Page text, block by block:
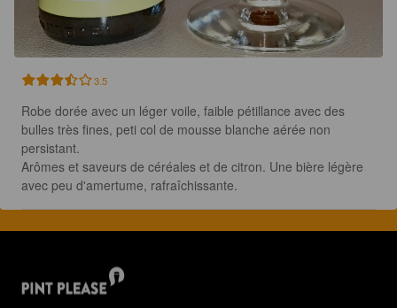
3.5
Robe dorée avec un léger voile, faible pétillance avec des
bulles très fines, peti col de mousse blanche aérée non
persistant.
Arômes et saveurs de céréales et de citron. Une bière légère
avec peu d'amertume, rafraîchissante.